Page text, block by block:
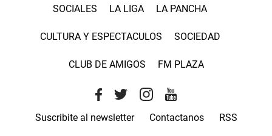
SOCIALES LA LIGA LA PANCHA
CULTURA Y ESPECTACULOS SOCIEDAD
CLUB DE AMIGOS FM PLAZA
Suscribite al newsletter Contactanos RSS